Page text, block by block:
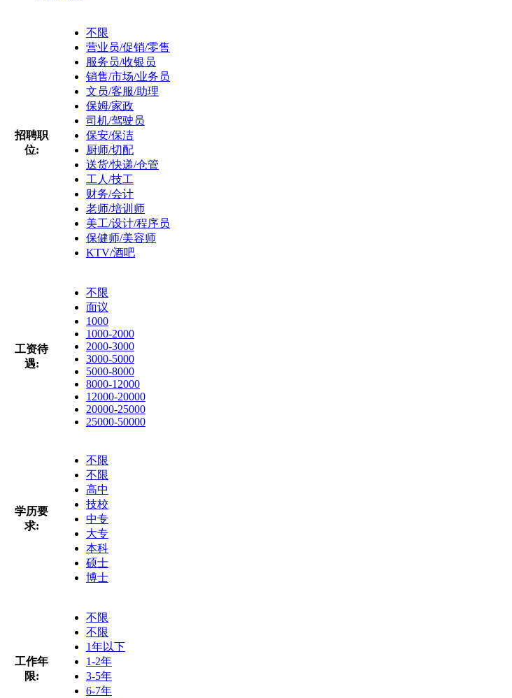
招聘职
位:
不限
营业员/促销/零售
服务员/收银员
销售/市场/业务员
文员/客服/助理
保姆/家政
司机/驾驶员
保安/保洁
厨师/切配
送货/快递/仓管
工人/技工
财务/会计
老师/培训师
美工/设计/程序员
保健师/美容师
KTV/酒吧
工资待
遇:
不限
面议
1000
1000-2000
2000-3000
3000-5000
5000-8000
8000-12000
12000-20000
20000-25000
25000-50000
学历要
求:
不限
不限
高中
技校
中专
大专
本科
硕士
博士
工作年
限:
不限
不限
1年以下
1-2年
3-5年
6-7年